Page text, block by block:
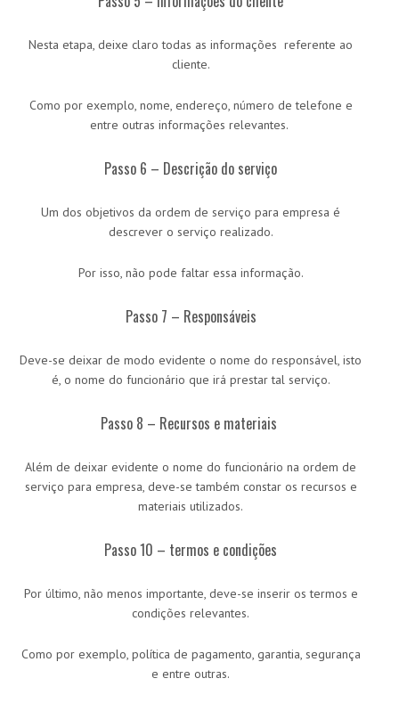
Nesta etapa, deixe claro todas as informações referente ao
cliente.
Como por exemplo, nome, endereço, número de telefone e
entre outras informações relevantes.
Passo 6 – Descrição do serviço
Um dos objetivos da ordem de serviço para empresa é
descrever o serviço realizado.
Por isso, não pode faltar essa informação.
Passo 7 – Responsáveis
Deve-se deixar de modo evidente o nome do responsável, isto
é, o nome do funcionário que irá prestar tal serviço.
Passo 8 – Recursos e materiais
Além de deixar evidente o nome do funcionário na ordem de
serviço para empresa, deve-se também constar os recursos e
materiais utilizados.
Passo 10 – termos e condições
Por último, não menos importante, deve-se inserir os termos e
condições relevantes.
Como por exemplo, política de pagamento, garantia, segurança
e entre outras.